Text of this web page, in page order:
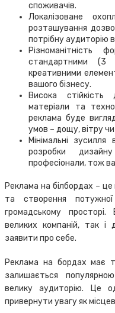
споживачів.
Локалізоване
розташування
потрібну аудиторію
Різноманітність
стандартними (3
креативними
вашого бізнесу.
Висока стійкість
матеріали та
реклама буде
умов – дощу, вітру
Мінімальні
розробки
професіонали, тож
Реклама на білбордах – це
та створення
громадському
великих компаній, так і
заявити про себе.
Реклама на бордах має
залишається
велику аудиторію. Це
привернути увагу як